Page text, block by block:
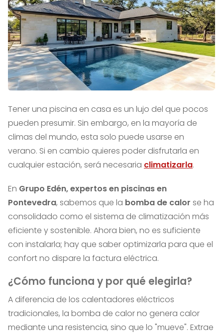
Tener una piscina en casa es un lujo del que pocos
pueden presumir. Sin embargo, en la mayoría de
climas del mundo, esta solo puede usarse en
verano. Si en cambio quieres poder disfrutarla en
cualquier estación, será necesaria climatizarla.
En Grupo Edén, expertos en piscinas en
Pontevedra, sabemos que la bomba de calor se ha
consolidado como el sistema de climatización más
eficiente y sostenible. Ahora bien, no es suficiente
con instalarla; hay que saber optimizarla para que el
confort no dispare la factura eléctrica.
¿Cómo funciona y por qué elegirla?
A diferencia de los calentadores eléctricos
tradicionales, la bomba de calor no genera calor
mediante una resistencia, sino que lo "mueve". Extrae